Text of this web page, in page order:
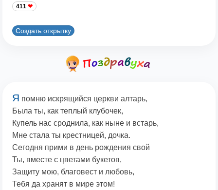
411
Создать открытку
Я помню искрящийся церкви алтарь,
Была ты, как теплый клубочек,
Купель нас сроднила, как ныне и встарь,
Мне стала ты крестницей, дочка.
Сегодня прими в день рождения свой
Ты, вместе с цветами букетов,
Защиту мою, благовест и любовь,
Тебя да хранят в мире этом!